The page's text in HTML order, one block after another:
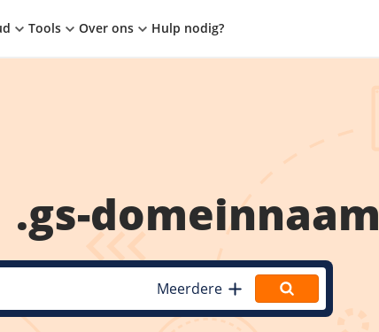
Tools Over ons Hulp nodig?
.gs-domeinnaam
Meerdere